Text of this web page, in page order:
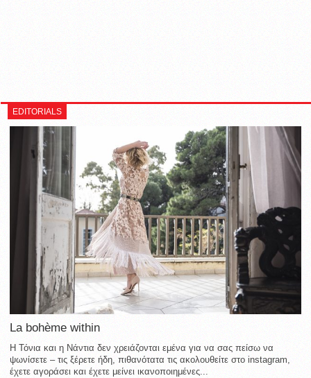
EDITORIALS
La bohème within
Η Τόνια και η Νάντια δεν χρειάζονται εμένα για να σας πείσω να
ψωνίσετε – τις ξέρετε ήδη, πιθανότατα τις ακολουθείτε στο instagram,
έχετε αγοράσει και έχετε μείνει ικανοποιημένες...